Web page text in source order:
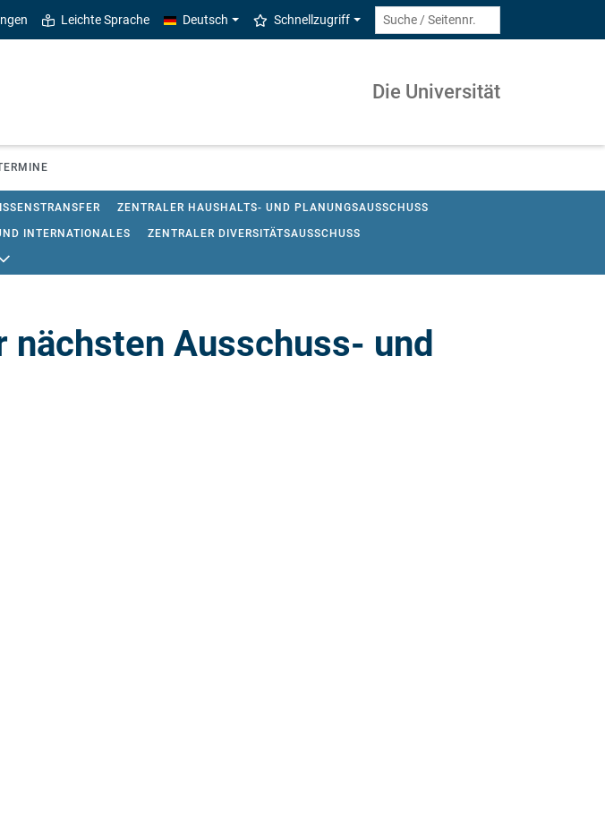
Leichte Sprache Deutsch Schnellzugriff
Die Universität
ZENTRALER HAUSHALTS- UND PLANUNGSAUSSCHUSS
INTERNATIONALES ZENTRALER DIVERSITÄTSAUSSCHUSS
Ausschuss- und